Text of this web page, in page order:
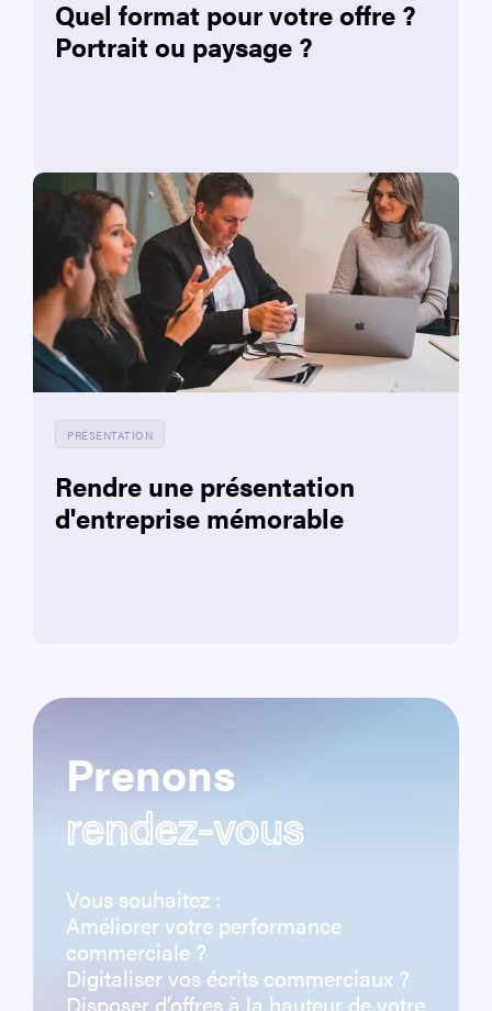
Quel format pour votre offre ?
Portrait ou paysage ?
PRÉSENTATION
Rendre une présentation
d'entreprise mémorable
Prenons
rendez-vous
Vous souhaitez :
Améliorer votre performance
commerciale ?
Digitaliser vos écrits commerciaux ?
Disposer d’offres à la hauteur de votre